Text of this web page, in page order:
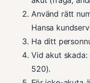
Använd rätt
Hansa
Ha ditt
Vid akut skada:
520).